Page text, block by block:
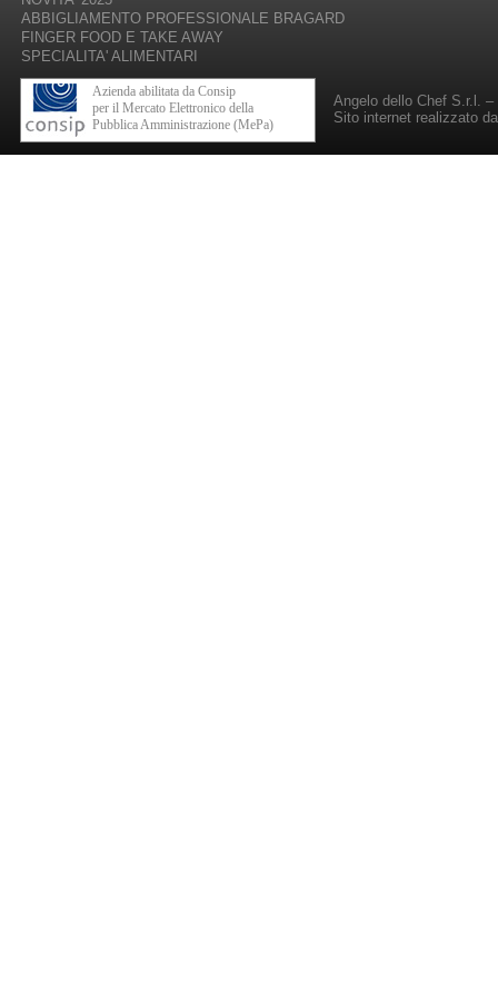
ABBIGLIAMENTO PROFESSIONALE BRAGARD
FINGER FOOD E TAKE AWAY
SPECIALITA' ALIMENTARI
Azienda abilitata da Consip
per il Mercato Elettronico della
Pubblica Amministrazione (MePa)
Angelo dello Chef S.r.l. –
Sito internet realizzato